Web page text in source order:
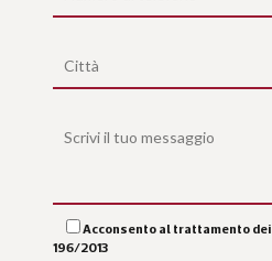
Acconsento al trattamento dei
196/2013